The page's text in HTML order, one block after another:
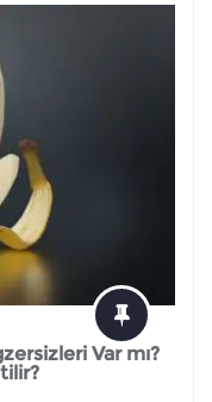
Var mı?